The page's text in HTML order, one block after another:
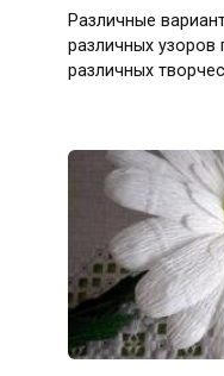
Различные
различных
различных